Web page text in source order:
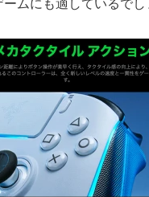
ムにも適しているでし